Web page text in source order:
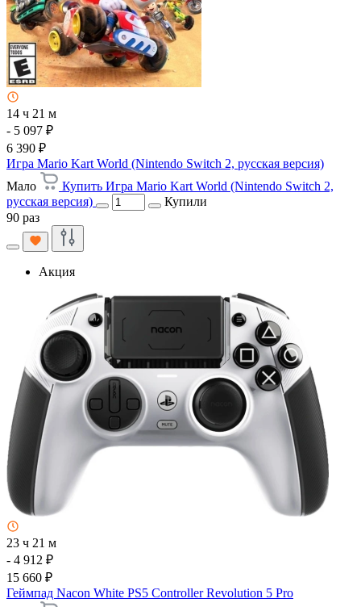
14 ч 21 м
- 5 097 ₽
6 390 ₽
Игра Mario Kart World (Nintendo Switch 2, русская версия)
Мало
Купить Игра Mario Kart World (Nintendo Switch 2,
русская версия)
Купили
90 раз
Акция
23 ч 21 м
- 4 912 ₽
15 660 ₽
Геймпад Nacon White PS5 Controller Revolution 5 Pro